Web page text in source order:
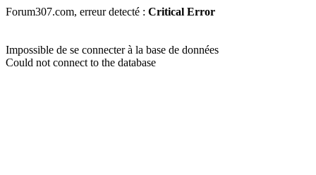
Forum307.com, erreur detecté : Critical Error
Impossible de se connecter à la base de données
Could not connect to the database